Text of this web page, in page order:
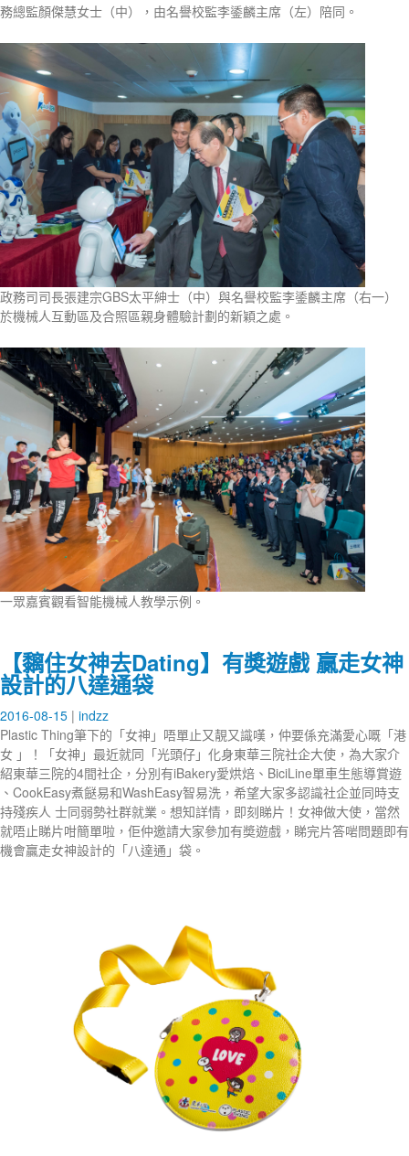
務總監顏傑慧女士（中），由名譽校監李鋈麟主席（左）陪同。
政務司司長張建宗GBS太平紳士（中）與名譽校監李鋈麟主席（右一）
於機械人互動區及合照區親身體驗計劃的新穎之處。
一眾嘉賓觀看智能機械人教學示例。
【黐住女神去Dating】有奬遊戲 贏走女神
設計的八達通袋
2016-08-15 indzz
Plastic Thing筆下的「女神」唔單止又靚又識嘆，仲要係充滿愛心嘅「港
女 」！「女神」最近就同「光頭仔」化身東華三院社企大使，為大家介
紹東華三院的4間社企，分別有iBakery愛烘焙、BiciLine單車生態導賞遊
、CookEasy煮餸易和WashEasy智易洗，希望大家多認識社企並同時支
持殘疾人 士同弱勢社群就業。想知詳情，即刻睇片！女神做大使，當然
就唔止睇片咁簡單啦，佢仲邀請大家參加有奬遊戲，睇完片答啱問題即有
機會贏走女神設計的「八達通」袋。